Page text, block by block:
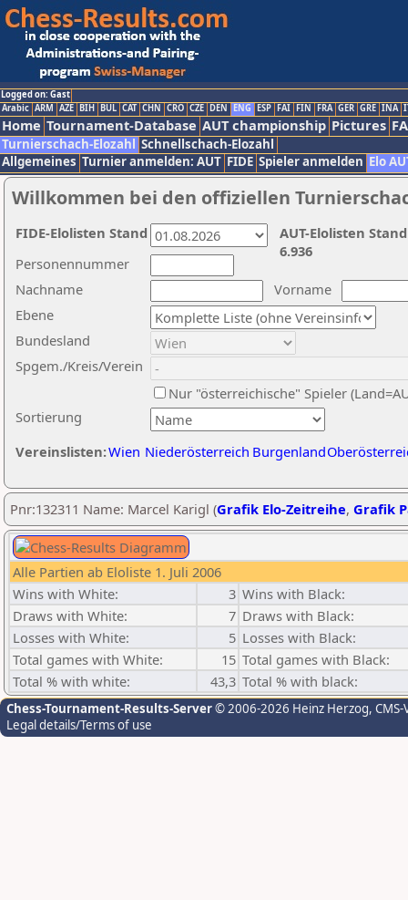
Logged on: Gast
Arabic ARM AZE BIH BUL CAT CHN CRO CZE DEN ENG ESP FAI FIN FRA GER GRE INA
Home Tournament-Database AUT championship Pictures
Turnierschach-Elozahl Schnellschach-Elozahl
Allgemeines Turnier anmelden: AUT FIDE Spieler anmelden Elo
Willkommen bei den offiziellen
Nachname
Vorname
Ebene
Sortierung
Personennummer
Bundesland
Spgem./Kreis/Verein
Nur "österreichische" Spieler
Vereinslisten:Wien Niederösterreich Burgenland
AUT-Elolisten
6.936
FIDE-Elolisten Stand
Pnr:132311 Name: Marcel Karigl (Grafik Elo-Zeitreihe, Grafik
Alle Partien ab Eloliste 1. Juli 2006
Wins with White:
3 Wins with Black:
Draws with White:
7 Draws with Black:
Losses with White:
5 Losses with Black:
Total games with White:
15 Total games with Black:
Total % with white:
43,3 Total % with black:
Chess-Tournament-Results-Server© 2006-2026 Heinz Herzog,
Legal details/Terms of use